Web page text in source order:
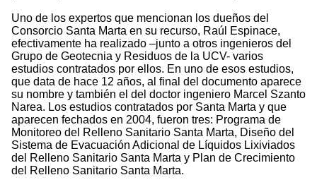
Uno de los expertos que mencionan los dueños del
Consorcio Santa Marta en su recurso, Raúl Espinace,
efectivamente ha realizado –junto a otros ingenieros del
Grupo de Geotecnia y Residuos de la UCV- varios
estudios contratados por ellos. En uno de esos estudios,
que data de hace 12 años, al final del documento aparece
su nombre y también el del doctor ingeniero Marcel Szanto
Narea. Los estudios contratados por Santa Marta y que
aparecen fechados en 2004, fueron tres: Programa de
Monitoreo del Relleno Sanitario Santa Marta, Diseño del
Sistema de Evacuación Adicional de Líquidos Lixiviados
del Relleno Sanitario Santa Marta y Plan de Crecimiento
del Relleno Sanitario Santa Marta.